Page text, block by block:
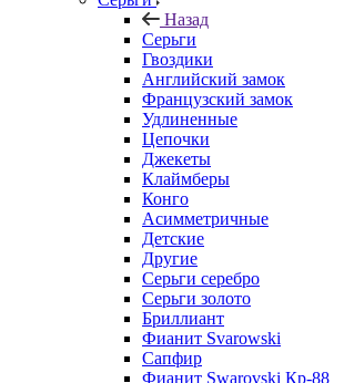
Назад
Серьги
Гвоздики
Английский замок
Французский замок
Удлиненные
Цепочки
Джекеты
Клаймберы
Конго
Асимметричные
Детские
Другие
Серьги серебро
Серьги золото
Бриллиант
Фианит Svarowski
Сапфир
Фианит Swarovski Кр-88